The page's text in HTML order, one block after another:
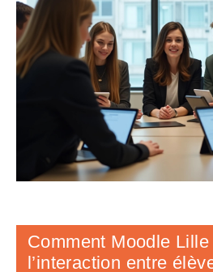
Comment Moodle
l’interaction entre